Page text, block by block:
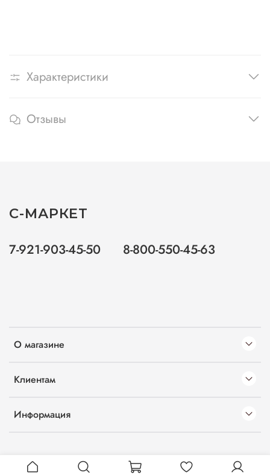
Характеристики
Отзывы
О магазине
Клиентам
Информация
С-МАРКЕТ
7-921-903-45-50 8-800-550-45-63